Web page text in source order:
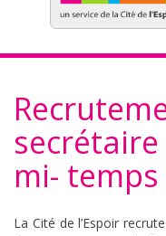
mi- temps
La Cité de l’Espoir recrute